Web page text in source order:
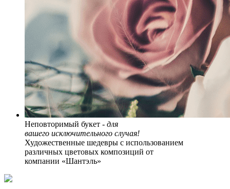
Неповторимый букет - для
вашего исключительного случая!
Художественные шедевры с использованием
различных цветовых композиций от
компании «Шантэль»